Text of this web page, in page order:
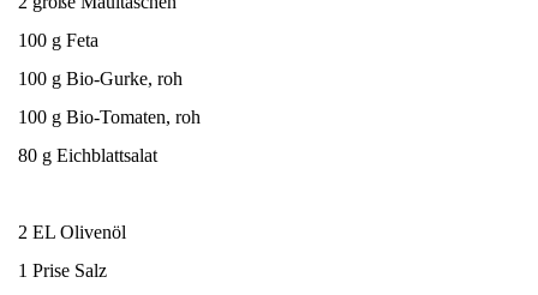
100 g Feta
100 g Bio-Gurke, roh
100 g Bio-Tomaten, roh
80 g Eichblattsalat
2 EL Olivenöl
1 Prise Salz